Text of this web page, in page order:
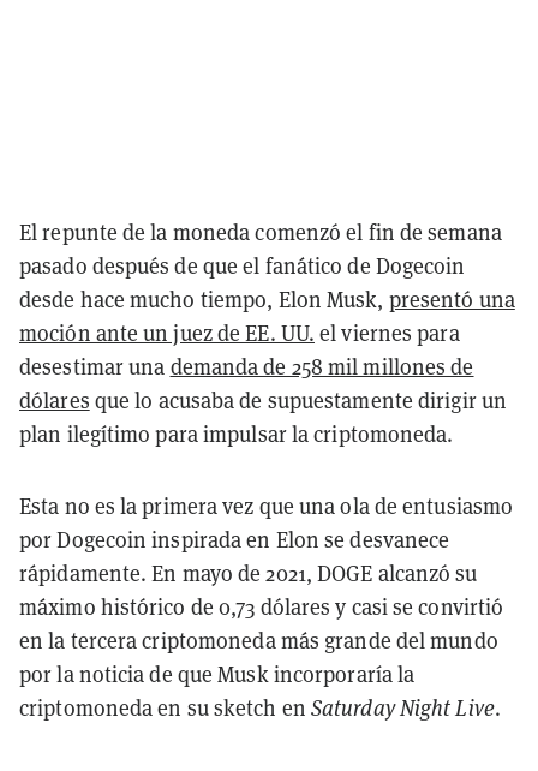
El repunte de la moneda comenzó el fin de semana
pasado después de que el fanático de Dogecoin
desde hace mucho tiempo, Elon Musk, presentó una
moción ante un juez de EE. UU. el viernes para
desestimar una demanda de 258 mil millones de
dólares que lo acusaba de supuestamente dirigir un
plan ilegítimo para impulsar la criptomoneda.
Esta no es la primera vez que una ola de entusiasmo
por Dogecoin inspirada en Elon se desvanece
rápidamente. En mayo de 2021, DOGE alcanzó su
máximo histórico de 0,73 dólares y casi se convirtió
en la tercera criptomoneda más grande del mundo
por la noticia de que Musk incorporaría la
criptomoneda en su sketch en Saturday Night Live.